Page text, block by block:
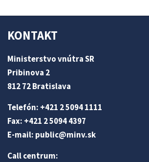
KONTAKT
Ministerstvo vnútra SR
Pribinova 2
812 72 Bratislava
Telefón: +421 2 5094 1111
Fax: +421 2 5094 4397
E-mail: public@minv.sk
Call centrum: